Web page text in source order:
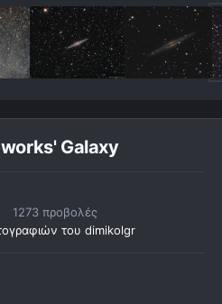
Galaxy
1273 προβολές
του dimikolgr